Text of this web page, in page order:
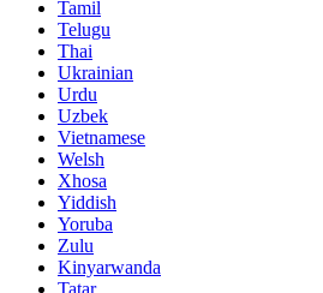
Tamil
Telugu
Thai
Ukrainian
Urdu
Uzbek
Vietnamese
Welsh
Xhosa
Yiddish
Yoruba
Zulu
Kinyarwanda
Tatar